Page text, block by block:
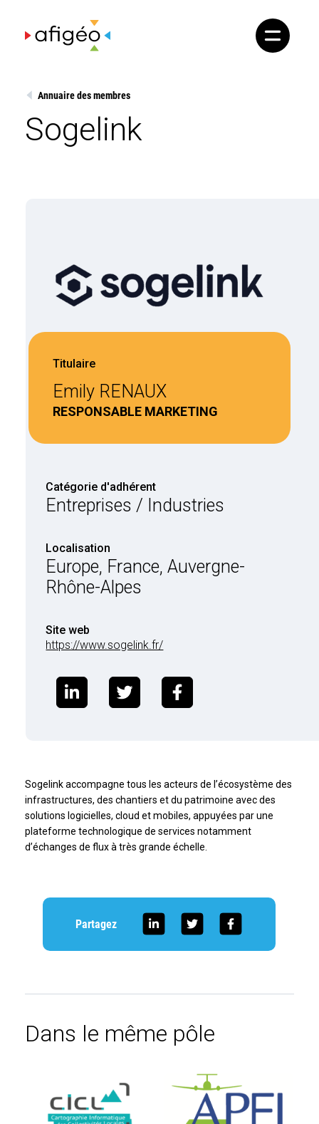
content
Annuaire des membres
Sogelink
Titulaire
Emily RENAUX
RESPONSABLE MARKETING
Catégorie d'adhérent
Entreprises / Industries
Localisation
Europe, France, Auvergne-
Rhône-Alpes
Site web
https://www.sogelink.fr/
Sogelink accompagne tous les acteurs de l’écosystème des
infrastructures, des chantiers et du patrimoine avec des
solutions logicielles, cloud et mobiles, appuyées par une
plateforme technologique de services notamment
d’échanges de flux à très grande échelle.
Partagez
Dans le même pôle